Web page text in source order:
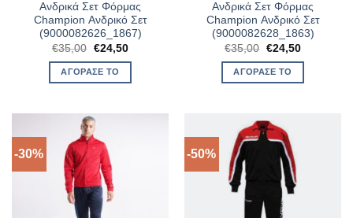
Ανδρικά Σετ Φόρμας
Champion Ανδρικό Σετ
(9000082626_1867)
€35,00 Original
price
was:
€35,00.
€24,50Η
ΑΓΌΡΑΣΈ ΤΟ
Ανδρικά Σετ Φόρμας
Champion Ανδρικό Σετ
(9000082628_1863)
€35,00 Original
price
was:
€35,00.
€24,50Η
ΑΓΌΡΑΣΈ ΤΟ
-30% -50%